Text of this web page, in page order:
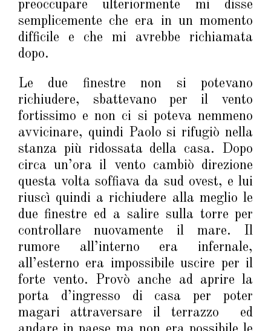
preoccupare ulteriormente mi disse
semplicemente che era in un momento
difficile e che mi avrebbe richiamata
dopo.
Le due finestre non si potevano
richiudere, sbattevano per il vento
fortissimo e non ci si poteva nemmeno
avvicinare, quindi Paolo si rifugiò nella
stanza più ridossata della casa. Dopo
circa un’ora il vento cambiò direzione
questa volta soffiava da sud ovest, e lui
riuscì quindi a richiudere alla meglio le
due finestre ed a salire sulla torre per
controllare nuovamente il mare. Il
rumore all’interno era infernale,
all’esterno era impossibile uscire per il
forte vento. Provò anche ad aprire la
porta d’ingresso di casa per poter
magari attraversare il terrazzo ed